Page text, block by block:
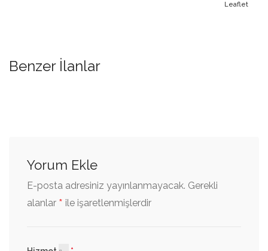
Leaflet
Benzer İlanlar
Yorum Ekle
E-posta adresiniz yayınlanmayacak. Gerekli
alanlar * ile işaretlenmişlerdir